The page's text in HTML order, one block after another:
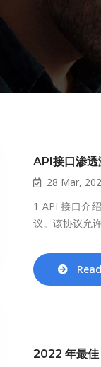
API接口渗透
28 Mar,
1 API 接口介
议。该协议允
2022 年最佳